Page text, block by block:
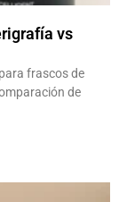
vs
frascos de
de